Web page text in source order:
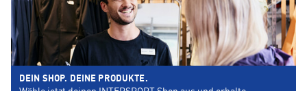
DEIN SHOP. DEINE PRODUKTE.